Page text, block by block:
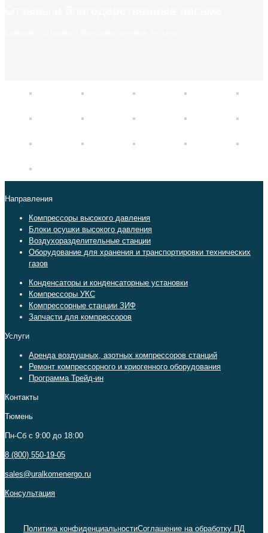
Направления
Компрессоры высокого давления
Блоки осушки высокого давления
Воздухоразделительные станции
Оборудование для хранения и транспортировки технических
газов
Конденсаторы и конденсаторные установки
Компрессоры УКС
Компрессорные станции ЗИФ
Запчасти для компрессоров
Услуги
Аренда воздушных, азотных компрессоров станций
Ремонт компрессорного и криогенного оборудования
Программа Трейд-ин
Контакты
Тюмень
Пн-Сб c 9:00 до 18:00
8 (800) 550-19-05
sales@uralkomenergo.ru
Консультация
Политика конфиденциальностиСоглашение на обработку ПД